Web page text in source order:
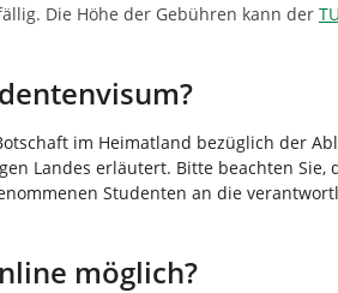
Die Höhe der Gebühren kann der
im Heimatland bezüglich der
Landes erläutert. Bitte beachten
Studenten an die
möglich?